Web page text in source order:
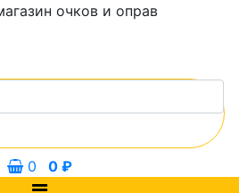
очков и оправ
0 0 ₽